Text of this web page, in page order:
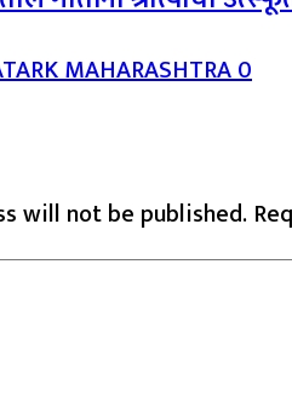
MAHARASHTRA0
will not be published.